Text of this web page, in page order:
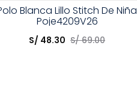
Elige una opción
Blanca Lillo Stitch De Niña
Poje4209V26
S/ 48.30 S/ 69.00